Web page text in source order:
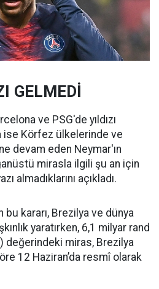
GELMEDİ
ve PSG'de yıldızı
ise Körfez ülkelerinde ve
devam eden Neymar'ın
mirasla ilgili şu an için
almadıklarını açıkladı.
bu kararı, Brezilya ve dünya
yaratırken, 6,1 milyar rand
değerindeki miras, Brezilya
12 Haziran’da resmî olarak